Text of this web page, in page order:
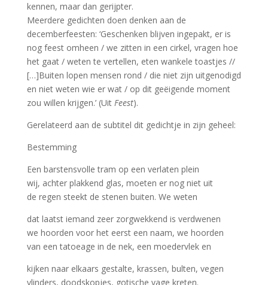
kennen, maar dan gerijpter.
Meerdere gedichten doen denken aan de
decemberfeesten: ‘Geschenken blijven ingepakt, er is
nog feest omheen / we zitten in een cirkel, vragen hoe
het gaat / weten te vertellen, eten wankele toastjes //
[…]Buiten lopen mensen rond / die niet zijn uitgenodigd
en niet weten wie er wat / op dit geëigende moment
zou willen krijgen.’ (Uit Feest).
Gerelateerd aan de subtitel dit gedichtje in zijn geheel:
Bestemming
Een barstensvolle tram op een verlaten plein
wij, achter plakkend glas, moeten er nog niet uit
de regen steekt de stenen buiten. We weten
dat laatst iemand zeer zorgwekkend is verdwenen
we hoorden voor het eerst een naam, we hoorden
van een tatoeage in de nek, een moedervlek en
kijken naar elkaars gestalte, krassen, bulten, vegen
vlinders, doodskopjes, gotische vage kreten.